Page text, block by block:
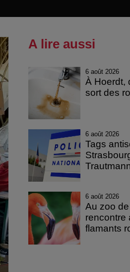
A lire aussi
6 août 2026
À Hoerdt,
sort des
6 août 2026
Tags
6 août 2026
Au zoo
rencontre
flamants